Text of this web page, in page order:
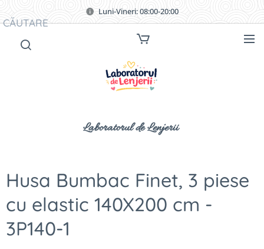
Luni-Vineri: 08:00-20:00
Laboratorul de Lenjerii
CĂUTARE
Husa Bumbac Finet, 3 piese
cu elastic 140X200 cm -
3P140-1